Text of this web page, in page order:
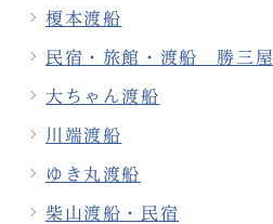
榎本渡船
民宿・旅館・渡船 勝三屋
大ちゃん渡船
川端渡船
ゆき丸渡船
柴山渡船・民宿